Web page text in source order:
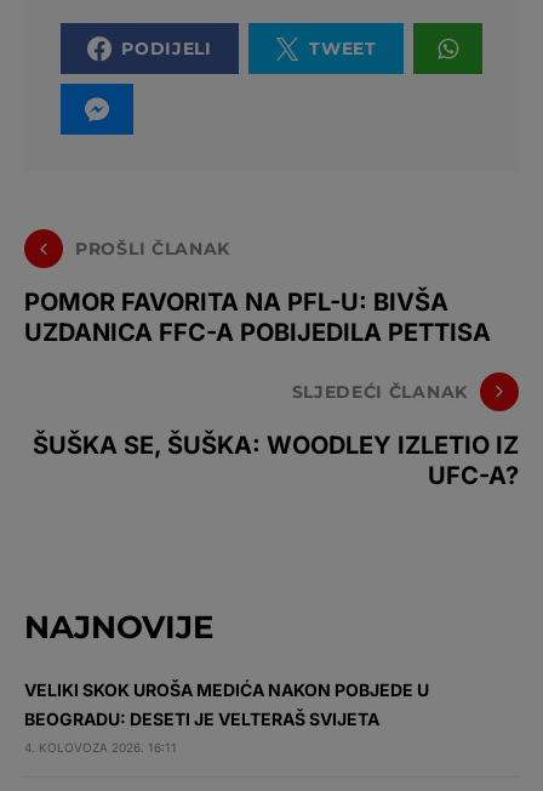
PODIJELI TWEET
PROŠLI ČLANAK
POMOR FAVORITA NA PFL-U: BIVŠA
UZDANICA FFC-A POBIJEDILA PETTISA
SLJEDEĆI ČLANAK
ŠUŠKA SE, ŠUŠKA: WOODLEY IZLETIO IZ
UFC-A?
NAJNOVIJE
VELIKI SKOK UROŠA MEDIĆA NAKON POBJEDE U
BEOGRADU: DESETI JE VELTERAŠ SVIJETA
4. KOLOVOZA 2026. 16:11